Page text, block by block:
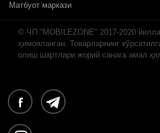
Матбуот маркази
© ЧП "MOBILEZONE" 2017-2020
ҳимояланган. Товарларнинг
олиш шартлари жорий санага амал